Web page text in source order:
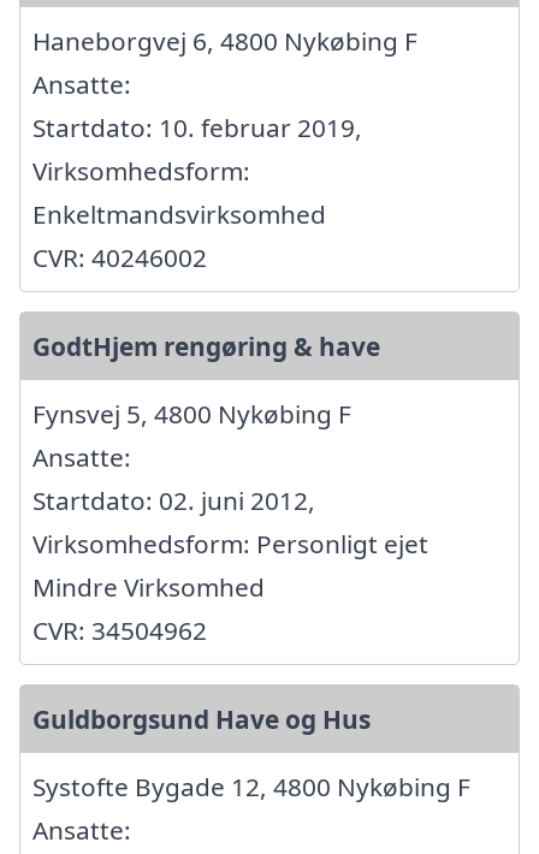
Haneborgvej 6, 4800 Nykøbing F
Ansatte:
Startdato: 10. februar 2019,
Virksomhedsform:
Enkeltmandsvirksomhed
CVR: 40246002
GodtHjem rengøring & have
Fynsvej 5, 4800 Nykøbing F
Ansatte:
Startdato: 02. juni 2012,
Virksomhedsform: Personligt ejet
Mindre Virksomhed
CVR: 34504962
Guldborgsund Have og Hus
Systofte Bygade 12, 4800 Nykøbing F
Ansatte: